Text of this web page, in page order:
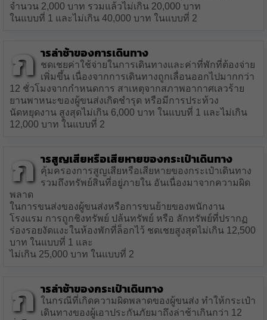
จำนวน 2,000 บาท รวมแล้วไม่เกิน 20,000 บาท
ในแบบที่ 1 และไม่เกิน 40,000 บาท ในแบบที่ 2
ก ารล่าช้าของการเดินทาง
ชดเชยค่าใช้จ่ายในการเดินทางและค่าที่พักที่ต้องจ่าย
เพิ่มขึ้น เนื่องจากการเดินทางถูกเลื่อนออกไปมากกว่า
12 ชั่วโมงจากกำหนดการ สาเหตุจากสภาพอากาศเลวร้าย
ยานพาหนะของผู้ขนส่งเกิดชำรุด หรือมีการประท้วง
นัดหยุดงาน สูงสุดไม่เกิน 6,000 บาท ในแบบที่ 1 และไม่เกิน
12,000 บาท ในแบบที่ 2
ก ารสูญเสียหรือเสียหายของกระเป๋าเดินทาง
คุ้มครองการสูญเสียหรือเสียหายของกระเป๋าเดินทาง
รวมถึงทรัพย์สินที่อยู่ภายใน อันเนื่องมาจากความผิด
พลาด
ในการขนส่งของผู้ขนส่งหรือการขนย้ายของพนักงาน
โรงแรม การถูกชิงทรัพย์ ปล้นทรัพย์ หรือ ลักทรัพย์ที่ปรากฏ
ร่องรอยงัดแงะในห้องพักที่ล็อกไว้ ชดเชยสูงสุดไม่เกิน 12,500
บาท ในแบบที่ 1 และ
ไม่เกิน 25,000 บาท ในแบบที่ 2
ก ารล่าช้าของกระเป๋าเดินทาง
ในกรณีที่เกิดความผิดพลาดของผู้ขนส่ง ทำให้กระเป๋า
เดินทางของผู้เอาประกันภัยมาถึงล่าช้าเกินกว่า 12